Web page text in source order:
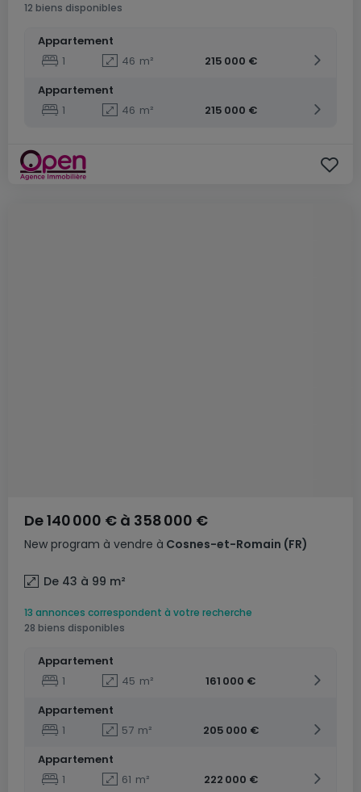
12 biens disponibles
Appartement
1
46 m²
215 000 €
Appartement
1
46 m² 215 000 €
New program à vendre à Cosnes-et-Romain (FR)
De140 000 € à 358 000 €
De 43 à 99 m²
13 annonces correspondent à votre recherche
28 biens disponibles
Appartement
1
45 m²
161 000 €
Appartement
1
57 m²
205 000 €
Appartement
1
61 m²
222 000 €